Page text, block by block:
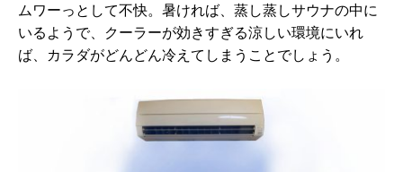
ムワーっとして不快。暑ければ、蒸し蒸しサウナの中に
いるようで、クーラーが効きすぎる涼しい環境にいれ
ば、カラダがどんどん冷えてしまうことでしょう。